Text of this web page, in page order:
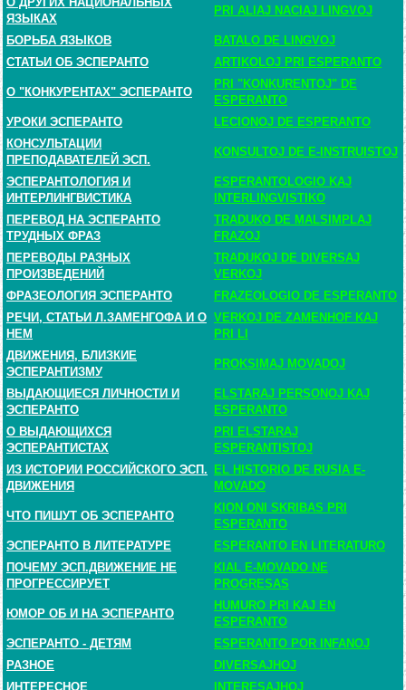
ЯЗЫКАХ
PRI ALIAJ NACIAJ LINGVOJ
БОРЬБА ЯЗЫКОВ
BATALO DE LINGVOJ
СТАТЬИ ОБ ЭСПЕРАНТО
ARTIKOLOJ PRI ESPERANTO
О "КОНКУРЕНТАХ" ЭСПЕРАНТО
PRI "KONKURENTOJ" DE
ESPERANTO
УРОКИ ЭСПЕРАНТО
LECIONOJ DE ESPERANTO
КОНСУЛЬТАЦИИ
ПРЕПОДАВАТЕЛЕЙ ЭСП.
KONSULTOJ DE E-INSTRUISTOJ
ЭСПЕРАНТОЛОГИЯ И
ИНТЕРЛИНГВИСТИКА
ESPERANTOLOGIO KAJ
INTERLINGVISTIKO
ПЕРЕВОД НА ЭСПЕРАНТО
ТРУДНЫХ ФРАЗ
TRADUKO DE MALSIMPLAJ
FRAZOJ
ПЕРЕВОДЫ РАЗНЫХ
ПРОИЗВЕДЕНИЙ
TRADUKOJ DE DIVERSAJ
VERKOJ
ФРАЗЕОЛОГИЯ ЭСПЕРАНТО
FRAZEOLOGIO DE ESPERANTO
РЕЧИ, СТАТЬИ Л.ЗАМЕНГОФА И О
НЕМ
VERKOJ DE ZAMENHOF KAJ
PRI LI
ДВИЖЕНИЯ, БЛИЗКИЕ
ЭСПЕРАНТИЗМУ
PROKSIMAJ MOVADOJ
ВЫДАЮЩИЕСЯ ЛИЧНОСТИ И
ЭСПЕРАНТО
ELSTARAJ PERSONOJ KAJ
ESPERANTO
О ВЫДАЮЩИХСЯ
ЭСПЕРАНТИСТАХ
PRI ELSTARAJ
ESPERANTISTOJ
ИЗ ИСТОРИИ РОССИЙСКОГО ЭСП.
ДВИЖЕНИЯ
EL HISTORIO DE RUSIA E-
MOVADO
ЧТО ПИШУТ ОБ ЭСПЕРАНТО
KION ONI SKRIBAS PRI
ESPERANTO
ЭСПЕРАНТО В ЛИТЕРАТУРЕ
ESPERANTO EN LITERATURO
ПОЧЕМУ ЭСП.ДВИЖЕНИЕ НЕ
ПРОГРЕССИРУЕТ
KIAL E-MOVADO NE
PROGRESAS
ЮМОР ОБ И НА ЭСПЕРАНТО
HUMURO PRI KAJ EN
ESPERANTO
ЭСПЕРАНТО - ДЕТЯМ
ESPERANTO POR INFANOJ
РАЗНОЕ
DIVERSAJHOJ
ИНТЕРЕСНОЕ
INTERESAJHOJ